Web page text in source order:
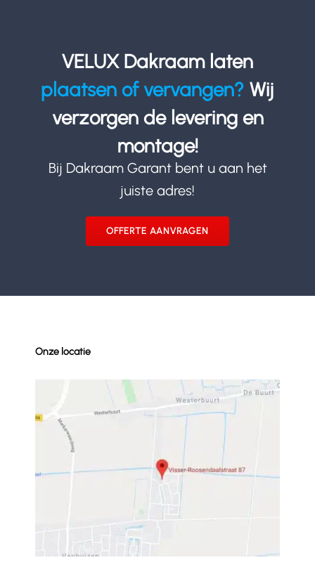
VELUX Dakraam laten
plaatsen of vervangen? Wij
verzorgen de levering en
montage!
Bij Dakraam Garant bent u aan het
juiste adres!
OFFERTE AANVRAGEN
Onze locatie